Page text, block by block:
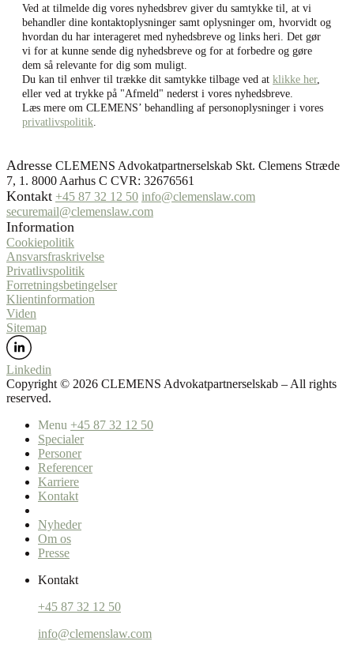
Ved at tilmelde dig vores nyhedsbrev giver du samtykke til, at vi
behandler dine kontaktoplysninger samt oplysninger om, hvorvidt og
hvordan du har interageret med nyhedsbreve og links heri. Det gør
vi for at kunne sende dig nyhedsbreve og for at forbedre og gøre
dem så relevante for dig som muligt.
Du kan til enhver til trække dit samtykke tilbage ved at klikke her,
eller ved at trykke på "Afmeld" nederst i vores nyhedsbreve.
Læs mere om CLEMENS’ behandling af personoplysninger i vores
privatlivspolitik.
Adresse CLEMENS Advokatpartnerselskab Skt. Clemens Stræde
7, 1. 8000 Aarhus C CVR: 32676561
Kontakt +45 87 32 12 50 info@clemenslaw.com
securemail@clemenslaw.com
Information
Cookiepolitik
Ansvarsfraskrivelse
Privatlivspolitik
Forretningsbetingelser
Klientinformation
Viden
Sitemap
Linkedin
Copyright ©️ 2026 CLEMENS Advokatpartnerselskab – All rights
reserved.
Menu +45 87 32 12 50
Specialer
Personer
Referencer
Karriere
Kontakt
Nyheder
Om os
Presse
Kontakt
+45 87 32 12 50
info@clemenslaw.com